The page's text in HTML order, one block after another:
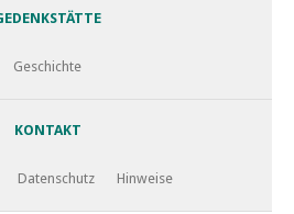
Geschichte
KONTAKT
Datenschutz Hinweise